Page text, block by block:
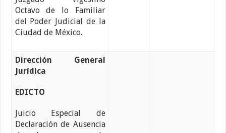
Octavo de lo Familiar
del Poder Judicial de la
Ciudad de México.
Dirección General
Jurídica
EDICTO
Juicio Especial de
Declaración de Ausencia